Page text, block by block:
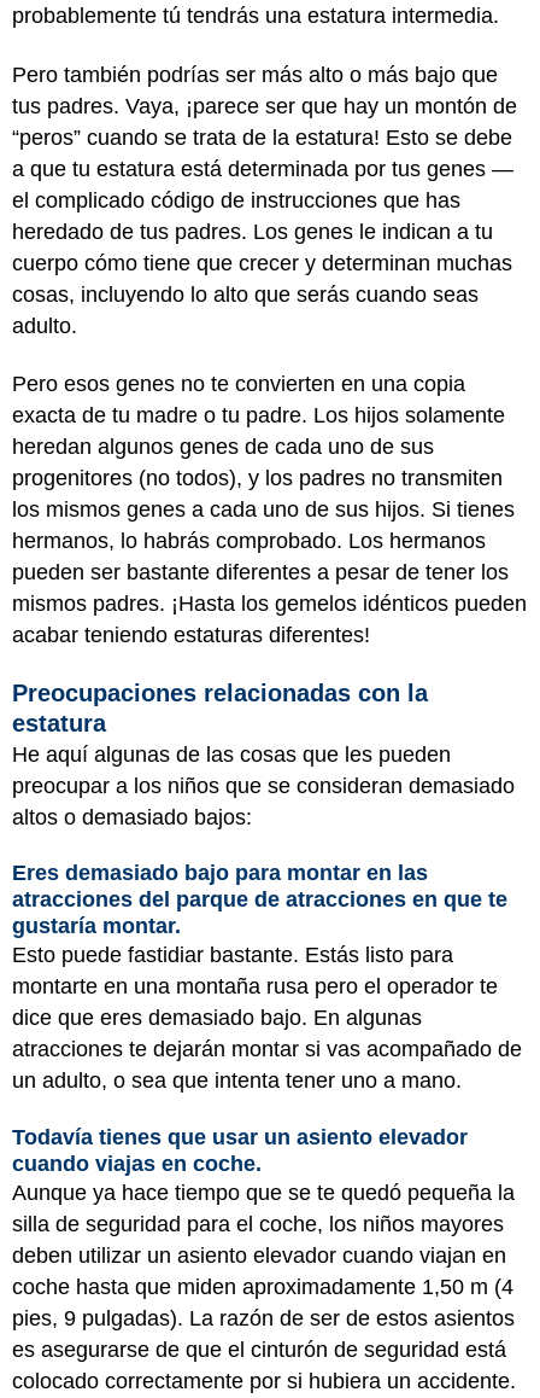
probablemente tú tendrás una estatura intermedia.
Pero también podrías ser más alto o más bajo que
tus padres. Vaya, ¡parece ser que hay un montón de
“peros” cuando se trata de la estatura! Esto se debe
a que tu estatura está determinada por tus genes —
el complicado código de instrucciones que has
heredado de tus padres. Los genes le indican a tu
cuerpo cómo tiene que crecer y determinan muchas
cosas, incluyendo lo alto que serás cuando seas
adulto.
Pero esos genes no te convierten en una copia
exacta de tu madre o tu padre. Los hijos solamente
heredan algunos genes de cada uno de sus
progenitores (no todos), y los padres no transmiten
los mismos genes a cada uno de sus hijos. Si tienes
hermanos, lo habrás comprobado. Los hermanos
pueden ser bastante diferentes a pesar de tener los
mismos padres. ¡Hasta los gemelos idénticos pueden
acabar teniendo estaturas diferentes!
Preocupaciones relacionadas con la
estatura
He aquí algunas de las cosas que les pueden
preocupar a los niños que se consideran demasiado
altos o demasiado bajos:
Eres demasiado bajo para montar en las
atracciones del parque de atracciones en que te
gustaría montar.
Esto puede fastidiar bastante. Estás listo para
montarte en una montaña rusa pero el operador te
dice que eres demasiado bajo. En algunas
atracciones te dejarán montar si vas acompañado de
un adulto, o sea que intenta tener uno a mano.
Todavía tienes que usar un asiento elevador
cuando viajas en coche.
Aunque ya hace tiempo que se te quedó pequeña la
silla de seguridad para el coche, los niños mayores
deben utilizar un asiento elevador cuando viajan en
coche hasta que miden aproximadamente 1,50 m (4
pies, 9 pulgadas). La razón de ser de estos asientos
es asegurarse de que el cinturón de seguridad está
colocado correctamente por si hubiera un accidente.